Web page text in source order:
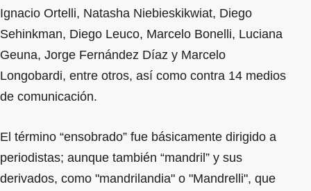
Ignacio Ortelli, Natasha Niebieskikwiat, Diego
Sehinkman, Diego Leuco, Marcelo Bonelli, Luciana
Geuna, Jorge Fernández Díaz y Marcelo
Longobardi, entre otros, así como contra 14 medios
de comunicación.
El término “ensobrado” fue básicamente dirigido a
periodistas; aunque también “mandril” y sus
derivados, como "mandrilandia" o "Mandrelli", que